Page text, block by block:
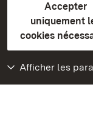
Accepter
uniquement
cookies
Afficher les
plus loin
Accueil
Monuments
Rendez-nous